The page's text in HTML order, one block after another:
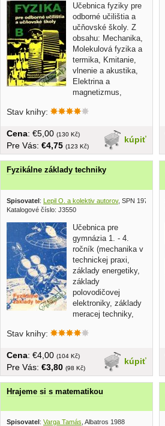
Učebnica fyziky pre
odborné učilištia a
učňovské školy. Z
obsahu: Mechanika,
Molekulová fyzika a
termika, Kmitanie,
vlnenie a akustika,
Elektrina a
magnetizmus,
Stav knihy:
kúpiť
Cena: €5,00 (130 Kč)
Pre Vás: €4,75 (123 Kč)
Fyzikálne základy techniky
Spisovatel: Lepil O. a kolektiv autorov, SPN 1978
Katalogové číslo: J3550
Učebnica pre
gymnázia 1. - 4.
ročník (mechanika v
technickej praxi,
základy energetiky,
základy
polovodičovej
elektroniky, základy
meracej techniky,
Stav knihy:
kúpiť
Cena: €4,00 (104 Kč)
Pre Vás: €3,80 (98 Kč)
Hrajeme si s matematikou
Spisovatel : Varga Tamás , Albatros 1988